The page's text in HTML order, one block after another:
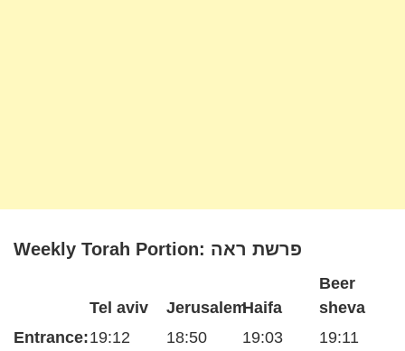
Weekly Torah Portion: פרשת ראה
Entrance:
Tel aviv
19:12
Jerusalem
18:50
Haifa
19:03
Beer
sheva
19:11